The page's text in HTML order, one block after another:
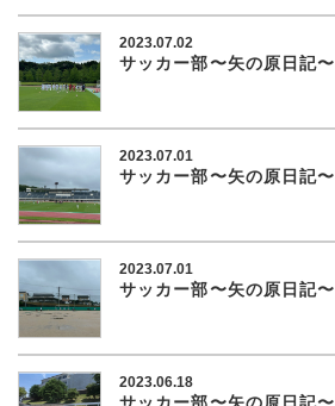
2023.07.02
サッカー部〜矢の原日記〜
2023.07.01
サッカー部〜矢の原日記〜
2023.07.01
サッカー部〜矢の原日記〜
2023.06.18